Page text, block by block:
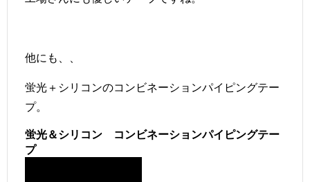
他にも、、
蛍光＋シリコンのコンビネーションパイピングテー
プ。
蛍光＆シリコン コンビネーションパイピングテー
プ